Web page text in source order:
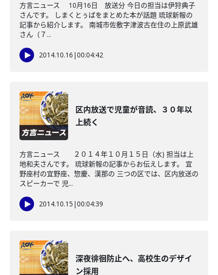
方言ニュース 10月16日 放送分 今日の担当は伊狩典子
さんです。 しまくとぅばをまとめた本が話題 琉球新報の
記事から紹介します。 南城市佐敷字津波古在住の上原武雄
さん（７...
2014.10.16 |00:04:42
区内放送で児童が音読、３０年以
上続く
方言ニュース ２０１４年１０月１５日（水) 担当は上
地和夫さんです。 琉球新報の記事からお伝えします。 宜
野座村の宜野座、惣慶、漢那の 三つの区では、区内放送の
スピーカーで 児...
2014.10.15 |00:04:39
深夜徘徊防止へ、高校生のデザイ
ン採用